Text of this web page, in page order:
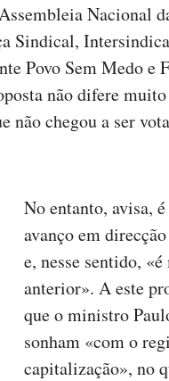
Nacional
Sindical,
Povo Sem Medo e
não difere
não chegou a ser
No entanto, avisa,
avanço em
e, nesse sentido,
anterior». A este
que o ministro
sonham «com o
capitalização», no